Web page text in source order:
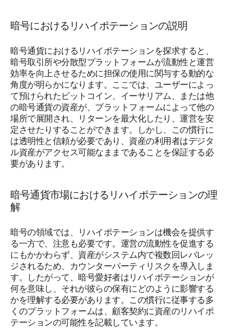
暗号におけるリハイポテーションの説明
暗号通貨におけるリハイポテーションを探求すると、
暗号取引所や分散型プラットフォームが流動性と運営
効率を向上させるために担保の使用に関与する動的な
角度が明らかになります。ここでは、ユーザーによっ
て預けられたビットコイン、イーサリアム、または他
の暗号通貨の資産が、プラットフォームによって他の
場所で展開され、リターンを最大化したり、運営を安
定させたりすることができます。しかし、この慣行に
は透明性と信頼が必要であり、資産の利用者はデジタ
ル資産がアクセス可能なままであることを保証する必
要があります。
暗号通貨市場におけるリハイポテーションの理
解
暗号の領域では、リハイポテーションは機会を提供す
る一方で、注意も必要です。運営の流動性を促進する
にもかかわらず、資産がシステム内で複数回レバレッ
ジされるため、カウンターパーティリスクを導入しま
す。したがって、暗号愛好者はリハイポテーションが
何を意味し、それが彼らの保有にどのように影響する
かを理解する必要があります。この慣行に従事する多
くのプラットフォームは、顧客契約に資産のリハイポ
テーションの可能性を記載しています。